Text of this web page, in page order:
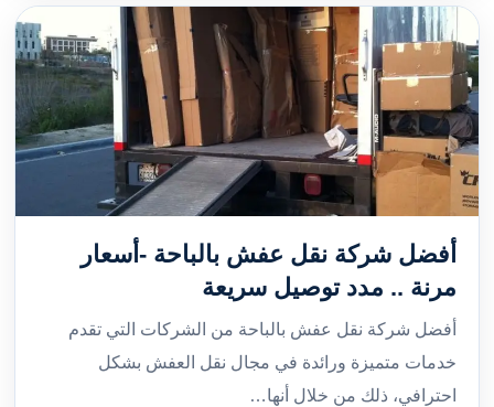
أفضل شركة نقل عفش بالباحة -أسعار
مرنة .. مدد توصيل سريعة
أفضل شركة نقل عفش بالباحة من الشركات التي تقدم
خدمات متميزة ورائدة في مجال نقل العفش بشكل
احترافي، ذلك من خلال أنها…